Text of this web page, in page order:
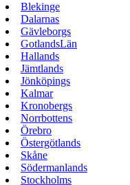
Blekinge
Dalarnas
Gävleborgs
GotlandsLän
Hallands
Jämtlands
Jönköpings
Kalmar
Kronobergs
Norrbottens
Örebro
Östergötlands
Skåne
Södermanlands
Stockholms